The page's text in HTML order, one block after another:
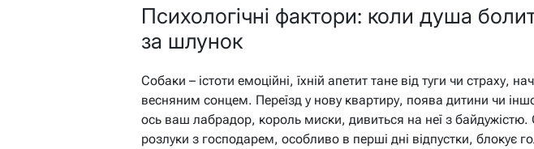
Психологічні фактори: коли душа
за шлунок
Собаки – істоти емоційні, їхній апетит тане від туги чи страху,
весняним сонцем. Переїзд у нову квартиру, поява дитини чи
ось ваш лабрадор, король миски, дивиться на неї з байдужістю.
розлуки з господарем, особливо в перші дні відпустки, блокує